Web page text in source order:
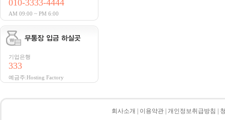
010-3333-4444
AM 09:00 ~ PM 6:00
기업은행
333
예금주:Hosting Factory
회사소개 이용약관 개인정보취급방침